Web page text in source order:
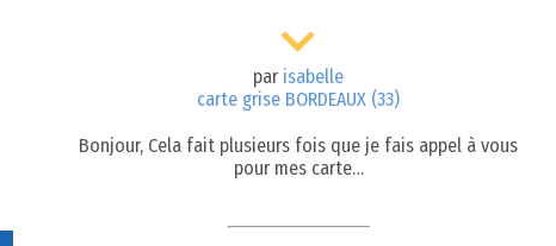
par isabelle
carte grise BORDEAUX (33)
Bonjour, Cela fait plusieurs fois que je fais appel à vous
pour mes carte…